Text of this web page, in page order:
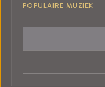
POPULAIRE MUZIEK